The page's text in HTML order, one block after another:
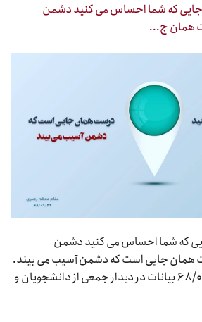
که شما احساس می کنید دشمن
همان جایی است که دشمن آسیب می بیند.
مقام معظم رهبری ۶۸/۰۹/۲۹ بیانات در دیدار جمعی از دانشجویان و